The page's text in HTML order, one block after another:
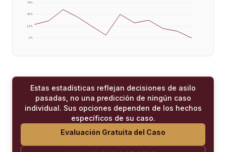
0%
25%
50%
75%
Estas estadísticas reflejan decisiones de asilo
pasadas, no una predicción de ningún caso
individual. Sus opciones dependen de los hechos
específicos de su caso.
Evaluación Gratuita del Caso